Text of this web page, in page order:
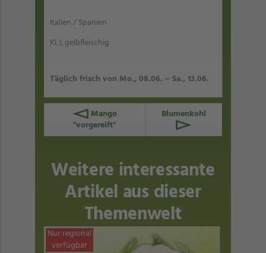
Italien / Spanien
Kl. I, gelbfleischig
Täglich frisch von Mo., 08.06. – Sa., 13.06.
Mango
"vorgereift"
Blumenkohl
Weitere interessante
Artikel aus dieser
Themenwelt
Nur regional
verfügbar